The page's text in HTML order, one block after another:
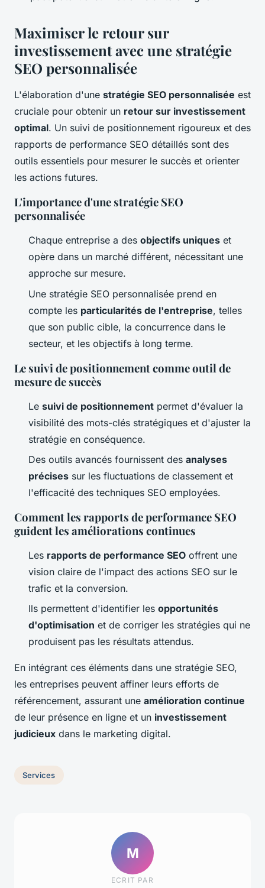
Maximiser le retour sur
investissement avec une stratégie
SEO personnalisée
L'élaboration d'une stratégie SEO personnalisée est
cruciale pour obtenir un retour sur investissement
optimal. Un suivi de positionnement rigoureux et des
rapports de performance SEO détaillés sont des
outils essentiels pour mesurer le succès et orienter
les actions futures.
L'importance d'une stratégie SEO
personnalisée
Chaque entreprise a des objectifs uniques et
opère dans un marché différent, nécessitant une
approche sur mesure.
Une stratégie SEO personnalisée prend en
compte les particularités de l'entreprise, telles
que son public cible, la concurrence dans le
secteur, et les objectifs à long terme.
Le suivi de positionnement comme outil de
mesure de succès
Le suivi de positionnement permet d'évaluer la
visibilité des mots-clés stratégiques et d'ajuster la
stratégie en conséquence.
Des outils avancés fournissent des analyses
précises sur les fluctuations de classement et
l'efficacité des techniques SEO employées.
Comment les rapports de performance SEO
guident les améliorations continues
Les rapports de performance SEO offrent une
vision claire de l'impact des actions SEO sur le
trafic et la conversion.
Ils permettent d'identifier les opportunités
d'optimisation et de corriger les stratégies qui ne
produisent pas les résultats attendus.
En intégrant ces éléments dans une stratégie SEO,
les entreprises peuvent affiner leurs efforts de
référencement, assurant une amélioration continue
de leur présence en ligne et un investissement
judicieux dans le marketing digital.
Services
M
ECRIT PAR